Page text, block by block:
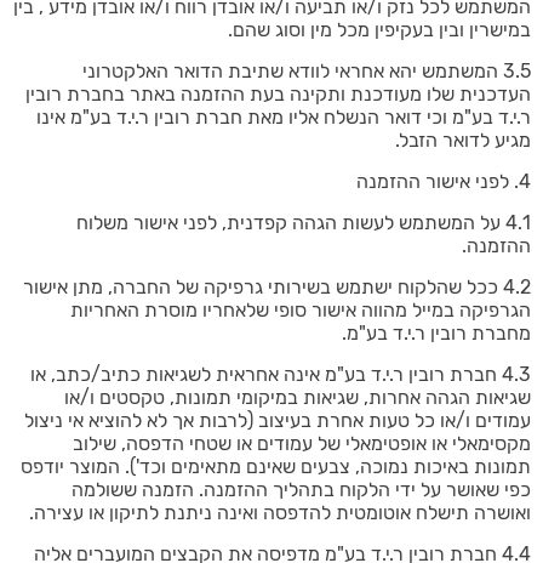
המשתמש לכל נזק ו/או תביעה ו/או אובדן רווח ו/או אובדן מידע , בין
במישרין ובין בעקיפין מכל מין וסוג שהם.
3.5 המשתמש יהא אחראי לוודא שתיבת הדואר האלקטרוני
העדכנית שלו מעודכנת ותקינה בעת ההזמנה באתר בחברת רובין
ר.י.ד בע"מ וכי דואר הנשלח אליו מאת חברת רובין ר.י.ד בע"מ אינו
מגיע לדואר הזבל.
4. לפני אישור ההזמנה
4.1 על המשתמש לעשות הגהה קפדנית, לפני אישור משלוח
ההזמנה.
4.2 ככל שהלקוח ישתמש בשירותי גרפיקה של החברה, מתן אישור
הגרפיקה במייל מהווה אישור סופי שלאחריו מוסרת האחריות
מחברת רובין ר.י.ד בע"מ.
4.3 חברת רובין ר.י.ד בע"מ אינה אחראית לשגיאות כתיב/כתב, או
שגיאות הגהה אחרות, שגיאות במיקומי תמונות, טקסטים ו/או
עמודים ו/או כל טעות אחרת בעיצוב (לרבות אך לא להוציא אי ניצול
מקסימאלי או אופטימאלי של עמודים או שטחי הדפסה, שילוב
תמונות באיכות נמוכה, צבעים שאינם מתאימים וכד'). המוצר יודפס
כפי שאושר על ידי הלקוח בתהליך ההזמנה. הזמנה ששולמה
ואושרה תישלח אוטומטית להדפסה ואינה ניתנת לתיקון או עצירה.
4.4 חברת רובין ר.י.ד בע"מ מדפיסה את הקבצים המועברים אליה